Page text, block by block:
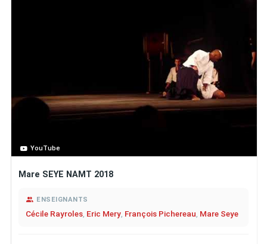
YouTube
Mare SEYE NAMT 2018
ENSEIGNANTS
Cécile Rayroles, Eric Mery, François Pichereau, Mare Seye